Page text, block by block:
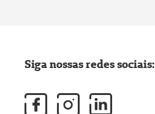
Siga nossas redes sociais: